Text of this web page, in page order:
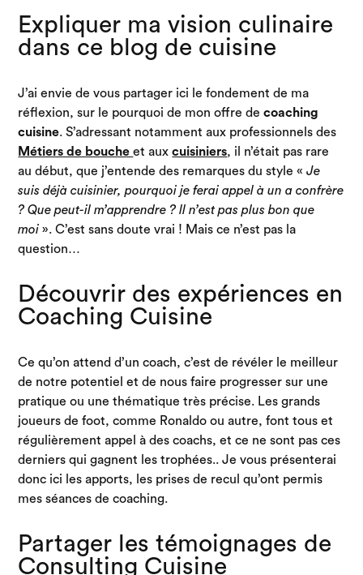
Expliquer ma vision culinaire
dans ce blog de cuisine
J’ai envie de vous partager ici le fondement de ma
réflexion, sur le pourquoi de mon offre decoaching
cuisine. S’adressant notamment aux professionnels des
Métiers de boucheet auxcuisiniers, il n’était pas rare
au début, que j’entende des remarques du style «Je
suis déjà cuisinier, pourquoi je ferai appel à un a confrère
? Que peut-il m’apprendre ? ll n’est pas plus bon que
moi». C’est sans doute vrai ! Mais ce n’est pas la
question…
Découvrir des expériences en
Coaching Cuisine
Ce qu’on attend d’un coach, c’est de révéler le meilleur
de notre potentiel et de nous faire progresser sur une
pratique ou une thématique très précise. Les grands
joueurs de foot, comme Ronaldo ou autre, font tous et
régulièrement appel à des coachs, et ce ne sont pas ces
derniers qui gagnent les trophées.. Je vous présenterai
donc ici les apports, les prises de recul qu’ont permis
mes séances de coaching.
Partager les témoignages de
Consulting Cuisine